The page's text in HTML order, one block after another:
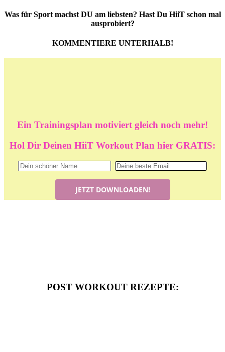
Was für Sport machst DU am liebsten? Hast Du HiiT schon mal
ausprobiert?
KOMMENTIERE UNTERHALB!
Ein Trainingsplan motiviert gleich noch mehr!
Hol Dir Deinen HiiT Workout Plan hier GRATIS:
POST WORKOUT REZEPTE: